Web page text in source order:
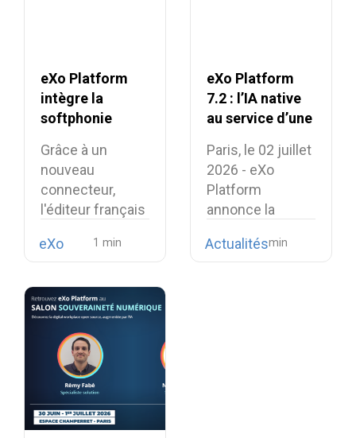
eXo Platform
intègre la
softphonie
renforce son
alternative
européenne aux
suites
collaboratives
Grâce à un
nouveau
connecteur,
l'éditeur français
téléphonie open
eXo
eXo Platform
7.2 : l’IA native
au service d’une
travail unifiée et
intelligente
Paris, le 02 juillet
2026 - eXo
Platform
annonce la
Actualités